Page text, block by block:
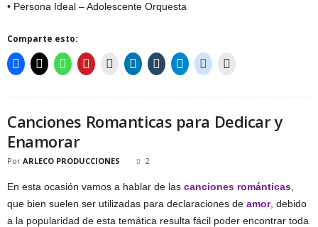
• Persona Ideal – Adolescente Orquesta
Comparte esto:
Canciones Romanticas para Dedicar y
Enamorar
Por ARLECO PRODUCCIONES 2
En esta ocasión vamos a hablar de las canciones románticas
que bien suelen ser utilizadas para declaraciones de amor, debido
a la popularidad de esta temática resulta fácil poder encontrar toda